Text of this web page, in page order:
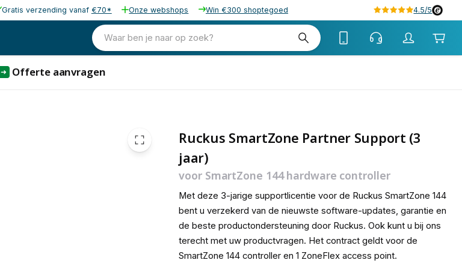
Gratis verzending vanaf €70* Onze webshops Win €300 shoptegoed 4.5/5
Waar ben je naar op zoek?
➜ Offerte aanvragen
Ruckus SmartZone Partner Support (3
jaar)
voor SmartZone 144 hardware controller
Met deze 3-jarige supportlicentie voor de Ruckus SmartZone 144
bent u verzekerd van de nieuwste software-updates, garantie en
de beste productondersteuning door Ruckus. Ook kunt u bij ons
terecht met uw productvragen. Het contract geldt voor de
SmartZone 144 controller en 1 ZoneFlex access point.
4.477,20 excl. btw
5.417,41 incl. btw